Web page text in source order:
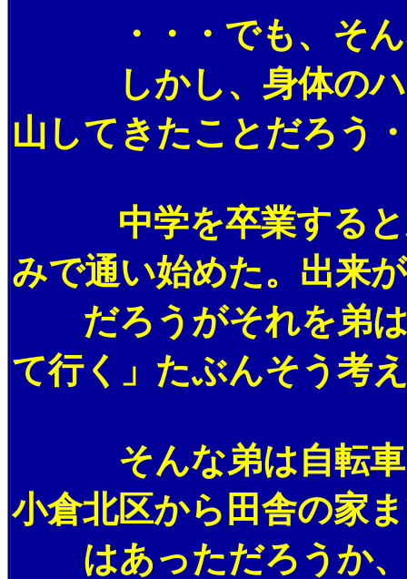
・・・でも、そんな
しかし、身体のハン
山してきたことだろう
中学を卒業すると弟
みで通い始めた。出来
だろうがそれを弟は
て行く」たぶんそう考
そんな弟は自転車に
小倉北区から田舎の家
はあっただろうか、